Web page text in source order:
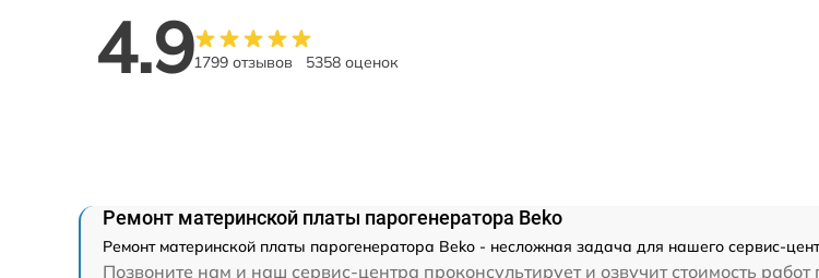
4.91799 отзывов 5358 оценок
Ремонт материнской платы парогенератора Beko
Ремонт материнской платы парогенератора Beko - несложная задача для нашего сервис-
Позвоните нам и наш сервис-центра проконсультирует и озвучит стоимость